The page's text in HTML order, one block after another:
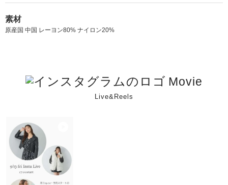
素材
原産国 中国 レーヨン80% ナイロン20%
Movie
Live&Reels